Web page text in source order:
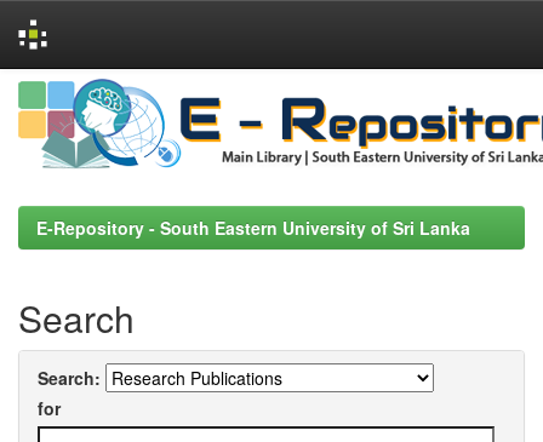
Skip
navigation
E-Repository - South Eastern University of Sri Lanka
Search
Search:
for